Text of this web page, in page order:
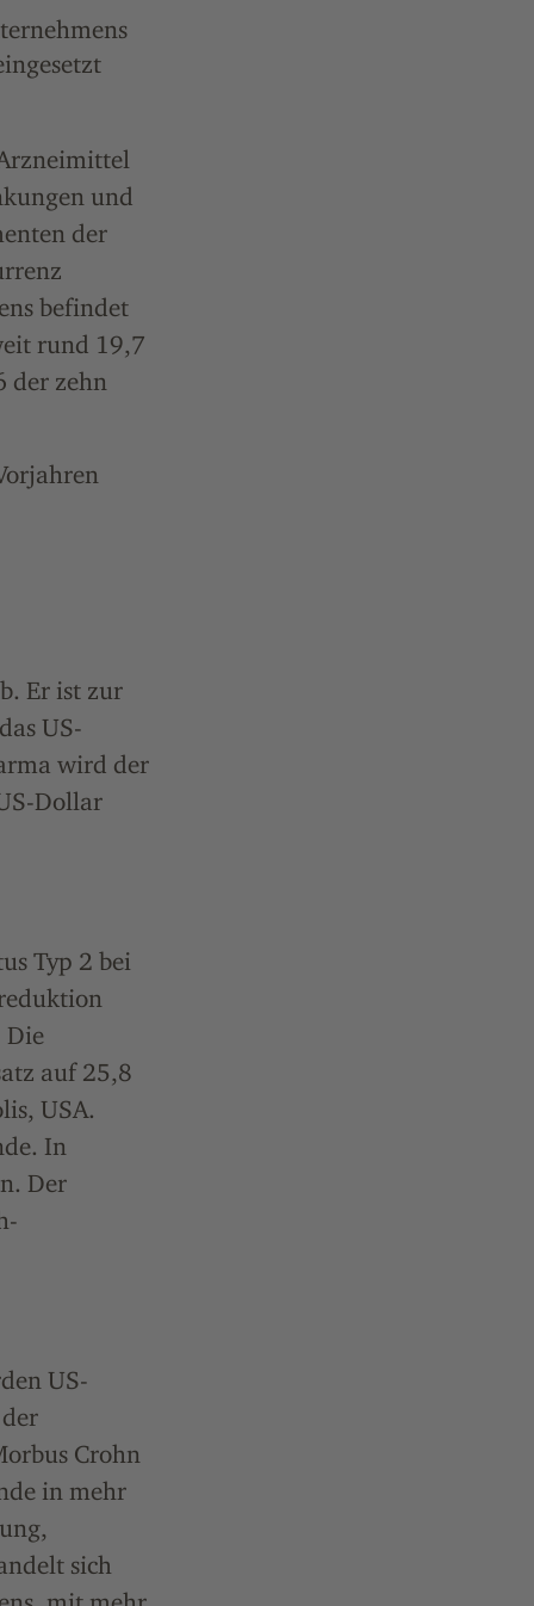
und
der
befindet
rund 19,7
der zehn
Er ist zur
US-
wird der
Dollar
Typ 2 bei
Die
auf 25,8
USA.
In
Der
US-
Crohn
in mehr
sich